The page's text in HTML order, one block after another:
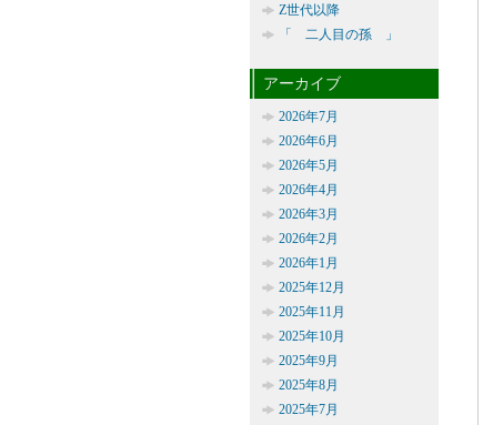
Z世代以降
「 二人目の孫 」
アーカイブ
2026年7月
2026年6月
2026年5月
2026年4月
2026年3月
2026年2月
2026年1月
2025年12月
2025年11月
2025年10月
2025年9月
2025年8月
2025年7月